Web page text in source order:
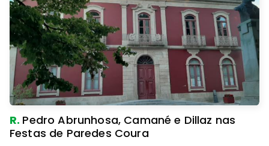
R. Pedro Abrunhosa, Camané e Dillaz nas
Festas de Paredes Coura